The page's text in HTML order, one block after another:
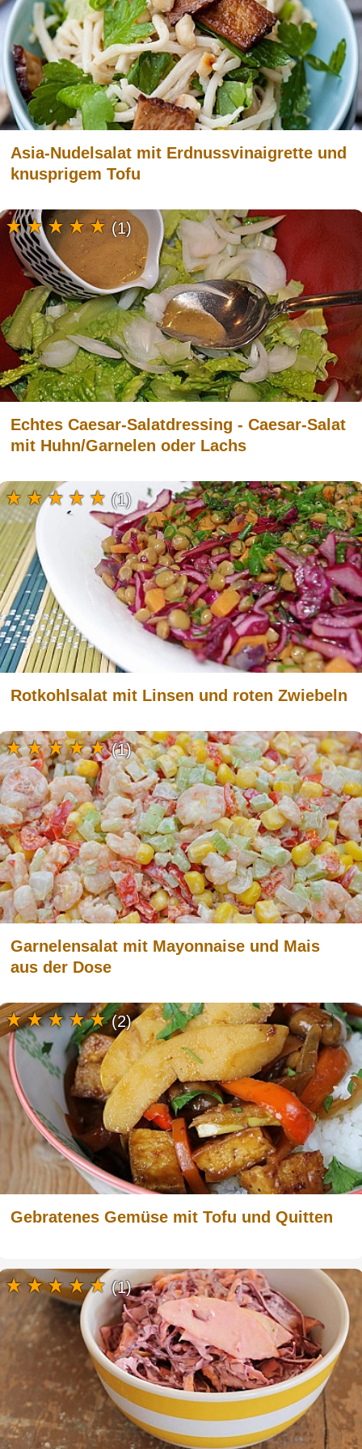
Asia-Nudelsalat mit Erdnussvinaigrette und
knusprigem Tofu
Echtes Caesar-Salatdressing - Caesar-Salat
mit Huhn/Garnelen oder Lachs
(1)
Rotkohlsalat mit Linsen und roten Zwiebeln
(1)
Garnelensalat mit Mayonnaise und Mais
aus der Dose
(1)
Gebratenes Gemüse mit Tofu und Quitten
(2)
(1)